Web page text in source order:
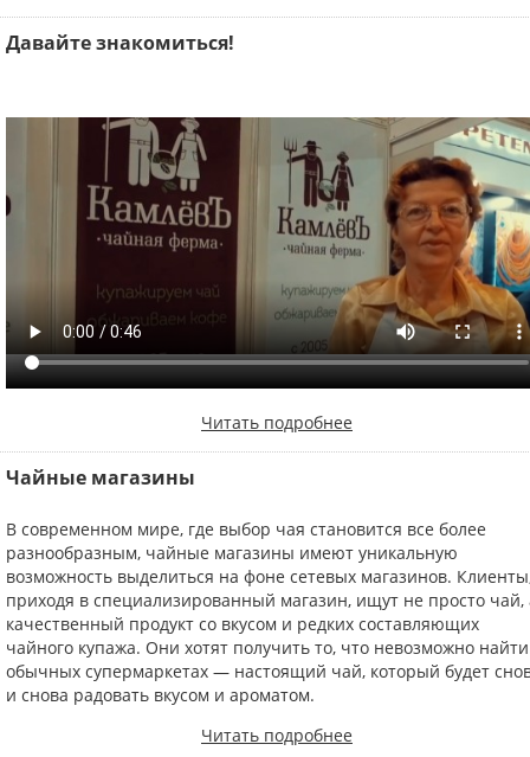
Давайте знакомиться!
Читать подробнее
Чайные магазины
В современном мире, где выбор чая становится все более
разнообразным, чайные магазины имеют уникальную
возможность выделиться на фоне сетевых магазинов.
приходя в специализированный магазин, ищут не просто чай,
качественный продукт со вкусом и редких составляющих
чайного купажа. Они хотят получить то, что невозможно
обычных супермаркетах — настоящий чай, который будет
и снова радовать вкусом и ароматом.
Читать подробнее